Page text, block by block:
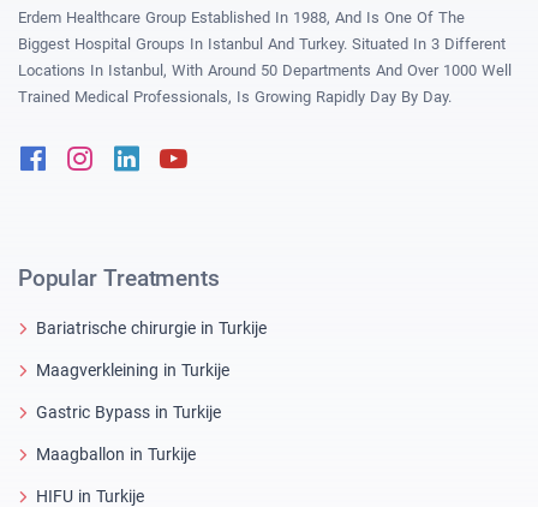
Erdem Healthcare Group Established In 1988, And Is One Of The
Biggest Hospital Groups In Istanbul And Turkey. Situated In 3 Different
Locations In Istanbul, With Around 50 Departments And Over 1000 Well
Trained Medical Professionals, Is Growing Rapidly Day By Day.
FacebookInstagram
Linkedin
Popular Treatments
Bariatrische chirurgie in Turkije
Maagverkleining in Turkije
Gastric Bypass in Turkije
Maagballon in Turkije
HIFU in Turkije